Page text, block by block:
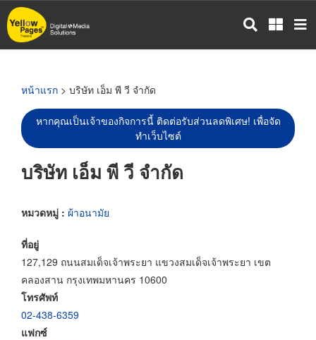
ข้าม
ไป
หน้าแรก > บริษัท เอ็ม พี วี จำกัด
หากคุณเป็นเจ้าของกิจการนี้ ติดต่อรับส่วนลดพิเศษ! เพื่อจัด
ทำเว็บไซต์
บริษัท เอ็ม พี วี จำกัด
หมวดหมู่ : ผ้าอนามัย
ที่อยู่
127,129 ถนนสมเด็จเจ้าพระยา แขวงสมเด็จเจ้าพระยา เขต
คลองสาน กรุงเทพมหานคร 10600
โทรศัพท์
02-438-6359
แฟกซ์